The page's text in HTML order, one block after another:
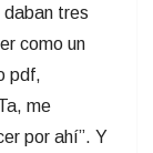
daban tres
como un
pdf,
me
por ahí”. Y